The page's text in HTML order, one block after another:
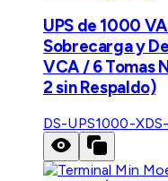
UPS de 1000
Sobrecarga y
VCA / 6 Tomas
2 sin Respaldo)
DS-UPS1000-X